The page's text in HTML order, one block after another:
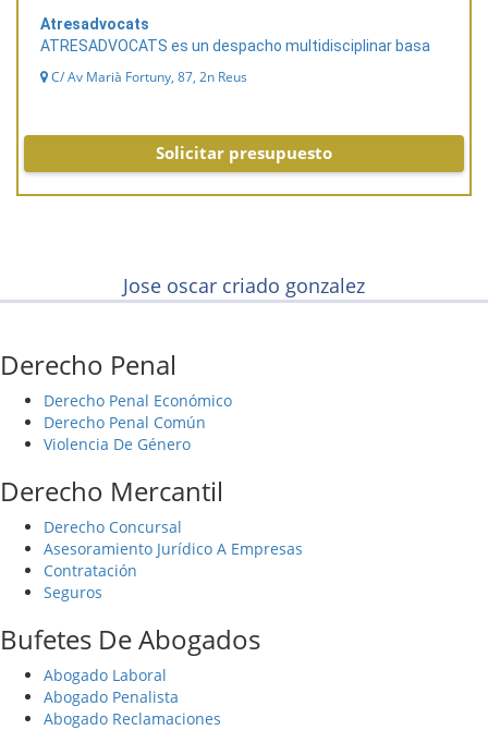
Atresadvocats
ATRESADVOCATS es un despacho multidisciplinar basa
C/ Av Marià Fortuny, 87, 2n Reus
Solicitar presupuesto
Jose oscar criado gonzalez
Derecho Penal
Derecho Penal Económico
Derecho Penal Común
Violencia De Género
Derecho Mercantil
Derecho Concursal
Asesoramiento Jurídico A Empresas
Contratación
Seguros
Bufetes De Abogados
Abogado Laboral
Abogado Penalista
Abogado Reclamaciones